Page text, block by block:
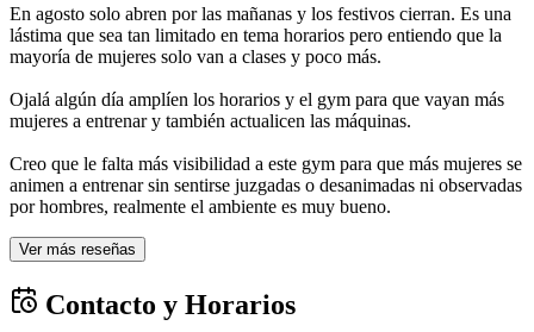
En agosto solo abren por las mañanas y los festivos cierran. Es una
lástima que sea tan limitado en tema horarios pero entiendo que la
mayoría de mujeres solo van a clases y poco más.
Ojalá algún día amplíen los horarios y el gym para que vayan más
mujeres a entrenar y también actualicen las máquinas.
Creo que le falta más visibilidad a este gym para que más mujeres se
animen a entrenar sin sentirse juzgadas o desanimadas ni observadas
por hombres, realmente el ambiente es muy bueno.
Ver más reseñas
Contacto y Horarios